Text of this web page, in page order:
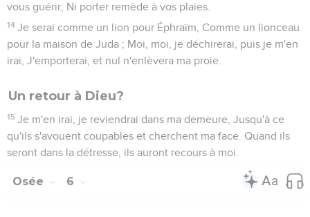
vous guérir, Ni porter remède à vos plaies.
14 Je serai comme un lion pour Éphraïm, Comme un lionceau
pour la maison de Juda ; Moi, moi, je déchirerai, puis je m'en
irai, J'emporterai, et nul n'enlèvera ma proie.
Un retour à Dieu?
15 Je m'en irai, je reviendrai dans ma demeure, Jusqu'à ce
qu'ils s'avouent coupables et cherchent ma face. Quand ils
seront dans la détresse, ils auront recours à moi.
Osée 6